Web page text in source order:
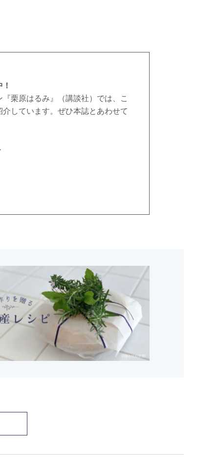
栗原はるみ』（講談社）では、こ
しています。ぜひ本誌とあわせて